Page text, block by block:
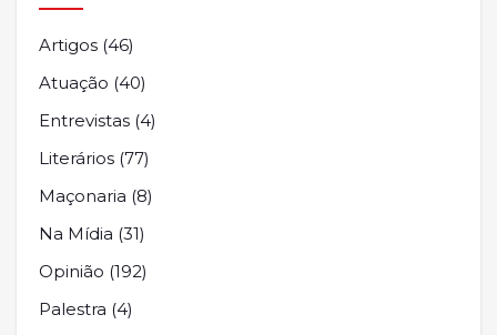
Artigos (46)
Atuação (40)
Entrevistas (4)
Literários (77)
Maçonaria (8)
Na Mídia (31)
Opinião (192)
Palestra (4)